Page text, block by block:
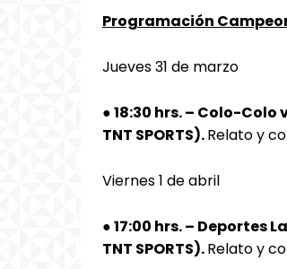
Programación
Jueves 31 de marzo
● 18:30 hrs. – Colo-Colo
TNT SPORTS).Relato y
Viernes 1 de abril
● 17:00 hrs. – Deportes
TNT SPORTS).Relato y